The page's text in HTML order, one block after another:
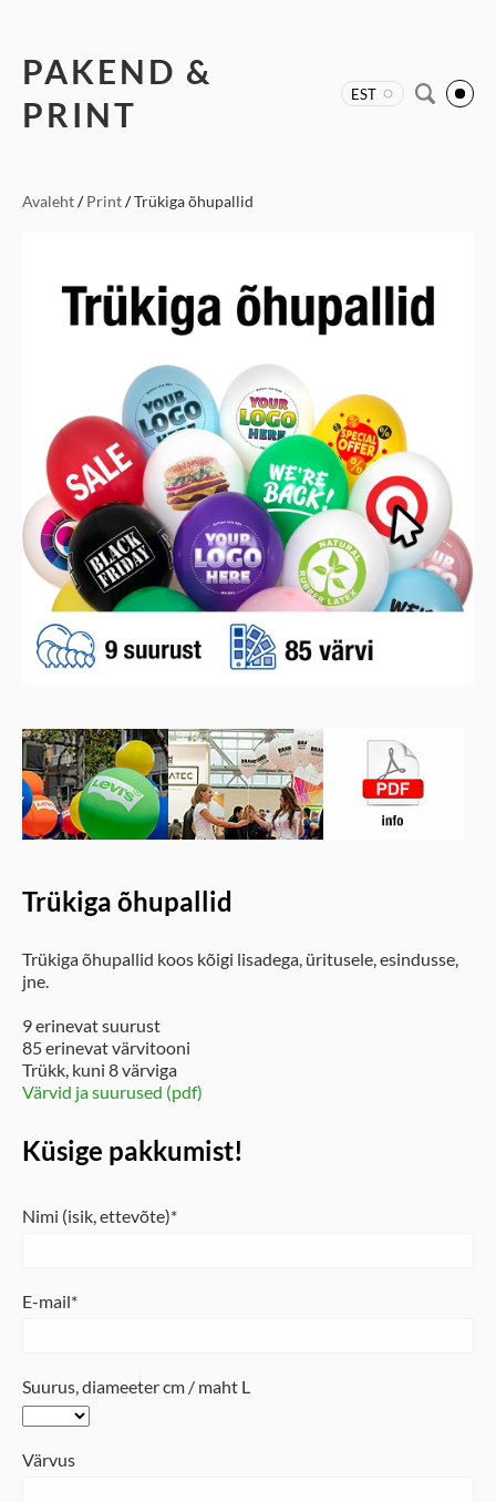
PAKEND &
PRINT
EST
Avaleht/ Print/Trükiga õhupallid
Trükiga õhupallid
Trükiga õhupallid koos kõigi lisadega, üritusele, esindusse,
jne.
9 erinevat suurust
85 erinevat värvitooni
Trükk, kuni 8 värviga
Värvid ja suurused (pdf)
Küsige pakkumist!
Nimi (isik, ettevõte)
E-mail
Suurus, diameeter cm / maht L
Värvus